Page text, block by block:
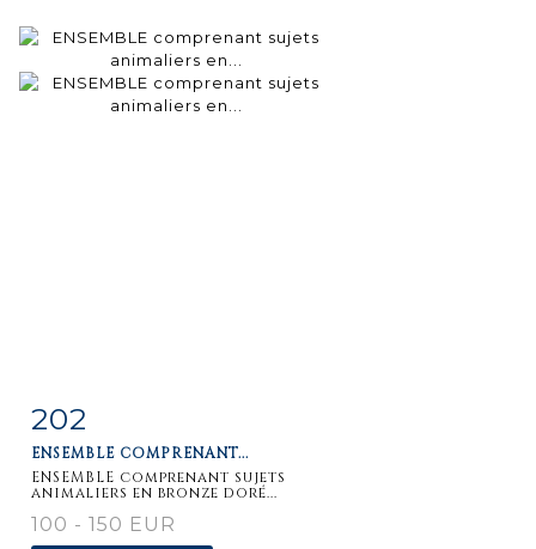
Fiche
202
ENSEMBLE COMPRENANT...
ENSEMBLE comprenant sujets
animaliers en bronze doré...
100 - 150 EUR